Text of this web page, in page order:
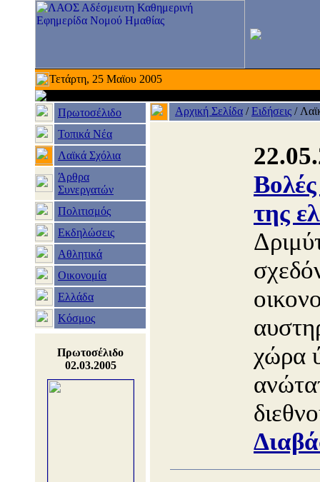
Τετάρτη, 25 Μαϊου 2005
Πρωτοσέλιδο
Τοπικά Νέα
Λαϊκά Σχόλια
Άρθρα
Συνεργατών
Πολιτισμός
Εκδηλώσεις
Αθλητικά
Οικονομία
Ελλάδα
Κόσμος
Πρωτοσέλιδο
02.03.2005
Αρχική Σελίδα /Ειδήσεις /
της
χώρα